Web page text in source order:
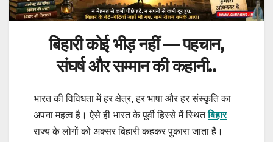
बिहारीकोई भीड़ नहीं — पहचान,
संघर्ष और सम्मान की कहानी..
भारत की विविधता में हर क्षेत्र, हर भाषा और हर संस्कृति का
अपना महत्व है। ऐसे ही भारत के पूर्वी हिस्से में स्थितबिहार
राज्य के लोगों को अक्सर बिहारी कहकर पुकारा जाता है।